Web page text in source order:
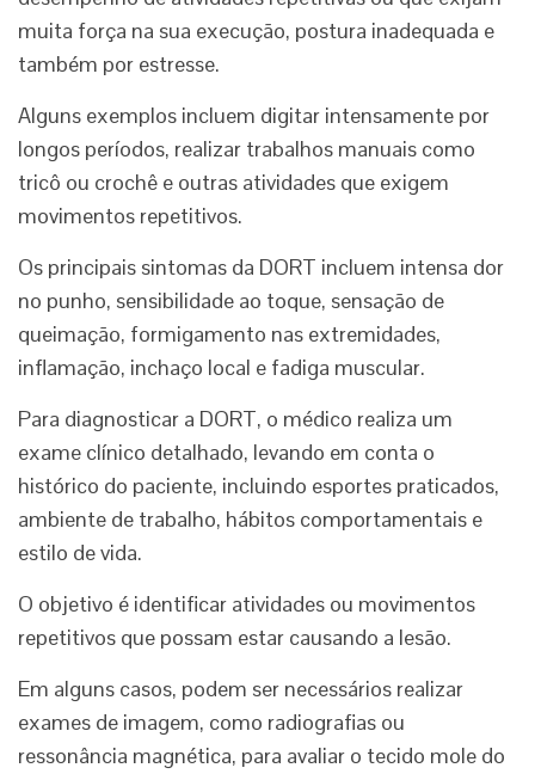
muita força na sua execução, postura inadequada e
também por estresse.
Alguns exemplos incluem digitar intensamente por
longos períodos, realizar trabalhos manuais como
tricô ou crochê e outras atividades que exigem
movimentos repetitivos.
Os principais sintomas da DORT incluem intensa dor
no punho, sensibilidade ao toque, sensação de
queimação, formigamento nas extremidades,
inflamação, inchaço local e fadiga muscular.
Para diagnosticar a DORT, o médico realiza um
exame clínico detalhado, levando em conta o
histórico do paciente, incluindo esportes praticados,
ambiente de trabalho, hábitos comportamentais e
estilo de vida.
O objetivo é identificar atividades ou movimentos
repetitivos que possam estar causando a lesão.
Em alguns casos, podem ser necessários realizar
exames de imagem, como radiografias ou
ressonância magnética, para avaliar o tecido mole do